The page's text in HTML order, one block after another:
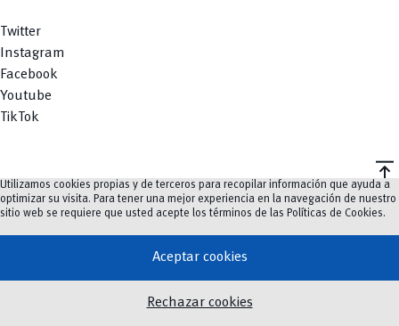
Twitter
Instagram
Facebook
Youtube
TikTok
vertical_align_top
©2023-2026UCuenca.
Utilizamos cookies propias y de terceros para recopilar información que ayuda a
optimizar su visita. Para tener una mejor experiencia en la navegación de nuestro
sitio web se requiere que usted acepte los términos de las Políticas de Cookies.
Aceptar cookies
Rechazar cookies